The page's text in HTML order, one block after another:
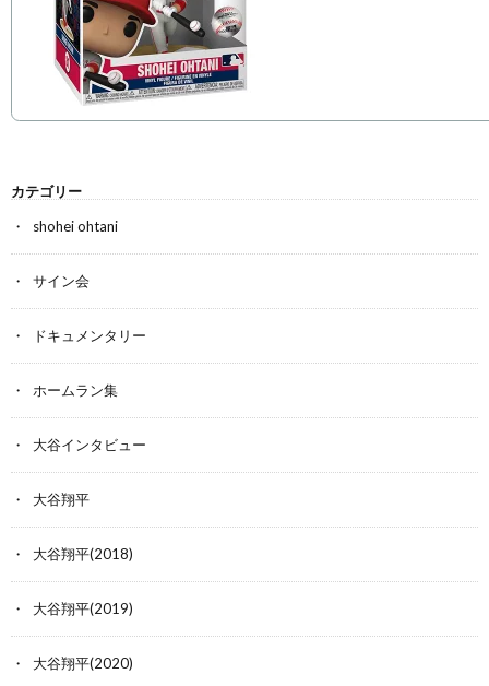
カテゴリー
shohei ohtani
サイン会
ドキュメンタリー
ホームラン集
大谷インタビュー
大谷翔平
大谷翔平(2018)
大谷翔平(2019)
大谷翔平(2020)